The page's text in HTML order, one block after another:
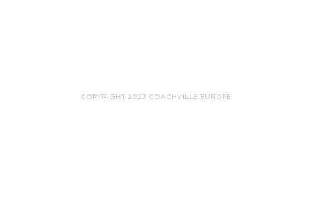
COPYRIGHT 2023 COACHVILLE EUROPE